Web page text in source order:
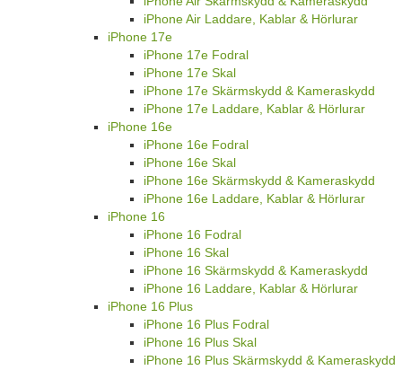
iPhone Air Laddare, Kablar & Hörlurar
iPhone 17e
iPhone 17e Fodral
iPhone 17e Skal
iPhone 17e Skärmskydd & Kameraskydd
iPhone 17e Laddare, Kablar & Hörlurar
iPhone 16e
iPhone 16e Fodral
iPhone 16e Skal
iPhone 16e Skärmskydd & Kameraskydd
iPhone 16e Laddare, Kablar & Hörlurar
iPhone 16
iPhone 16 Fodral
iPhone 16 Skal
iPhone 16 Skärmskydd & Kameraskydd
iPhone 16 Laddare, Kablar & Hörlurar
iPhone 16 Plus
iPhone 16 Plus Fodral
iPhone 16 Plus Skal
iPhone 16 Plus Skärmskydd & Kameraskydd